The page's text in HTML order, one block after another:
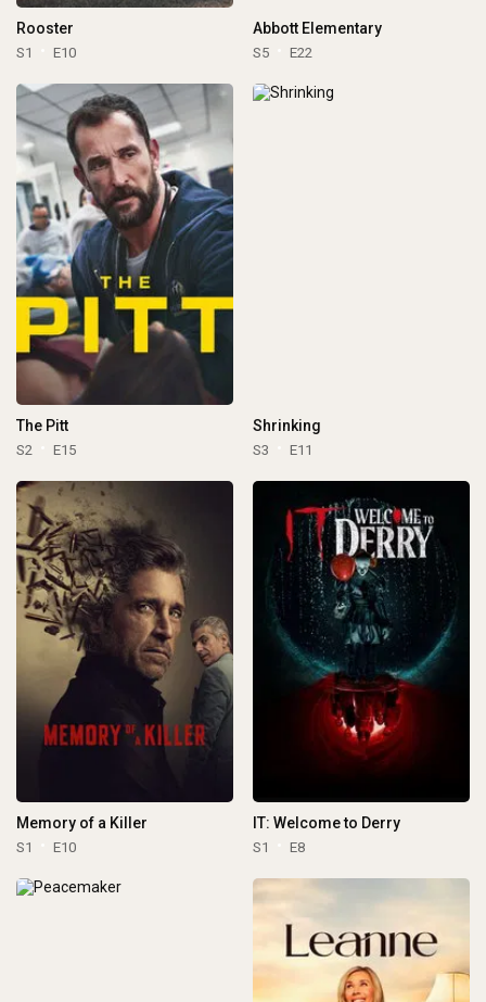
Rooster
S1 E10
Abbott Elementary
S5 E22
The Pitt
S2 E15
Shrinking
S3 E11
Memory of a Killer
S1 E10
IT: Welcome to Derry
S1 E8